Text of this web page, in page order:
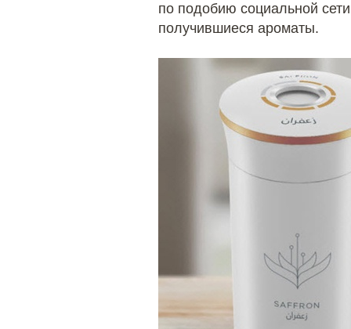
по подобию социальной
получившиеся ароматы.